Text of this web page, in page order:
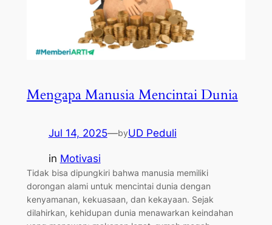
Mengapa Manusia Mencintai Dunia
Jul 14, 2025—byUD Peduli
in Motivasi
Tidak bisa dipungkiri bahwa manusia memiliki
dorongan alami untuk mencintai dunia dengan
kenyamanan, kekuasaan, dan kekayaan. Sejak
dilahirkan, kehidupan dunia menawarkan keindahan